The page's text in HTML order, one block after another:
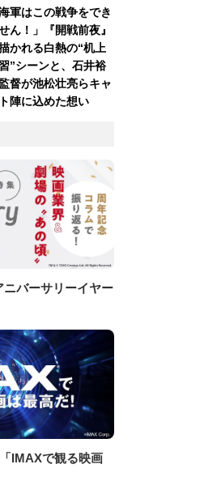
海軍はこの戦争をでき
ん！」『開戦前夜』
かれる白熱の“机上
”シーンと、石井裕
督が池松壮亮らキャ
陣に込めた想い
バーサリーイヤー
IMAXで観る映画